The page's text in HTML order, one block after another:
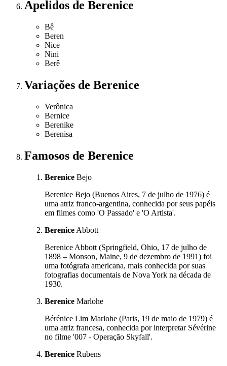
Apelidos de Berenice
Bê
Beren
Nice
Nini
Berê
Variações de Berenice
Verônica
Bernice
Berenike
Berenisa
Famosos de Berenice
Berenice Bejo
Berenice Bejo (Buenos Aires, 7 de julho de 1976) é
uma atriz franco-argentina, conhecida por seus papéis
em filmes como 'O Passado' e 'O Artista'.
Berenice Abbott
Berenice Abbott (Springfield, Ohio, 17 de julho de
1898 – Monson, Maine, 9 de dezembro de 1991) foi
uma fotógrafa americana, mais conhecida por suas
fotografias documentais de Nova York na década de
1930.
Berenice Marlohe
Bérénice Lim Marlohe (Paris, 19 de maio de 1979) é
uma atriz francesa, conhecida por interpretar Sévérine
no filme '007 - Operação Skyfall'.
Berenice Rubens